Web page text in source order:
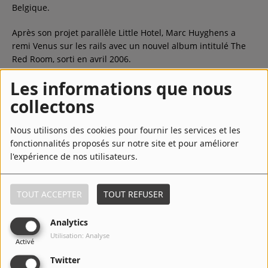
Les informations que nous
collectons
Nous utilisons des cookies pour fournir les services et les
fonctionnalités proposés sur notre site et pour améliorer
l'expérience de nos utilisateurs.
TOUT ACCEPTER TOUT REFUSER
Analytics
Activé
Utilisation: Analyse
Twitter
Belgique.
Après son projet parallèle Little Hotel, Marc Huyghens a
remi Venus sur les rails avec un nouvel album intitulé The
Red Room, sorti en avril 2006.
LIRE LA SUITE
Top Titres
2 Things Change